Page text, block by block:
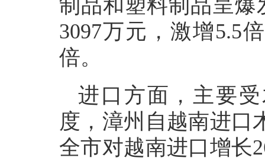
制品和塑料制品呈
3097万元，激增5.5
倍。
进口方面，主要
度，漳州自越南进口
全市对越南进口增长